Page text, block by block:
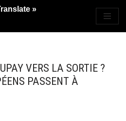
VERS LA SORTIE ?
PASSENT À
»